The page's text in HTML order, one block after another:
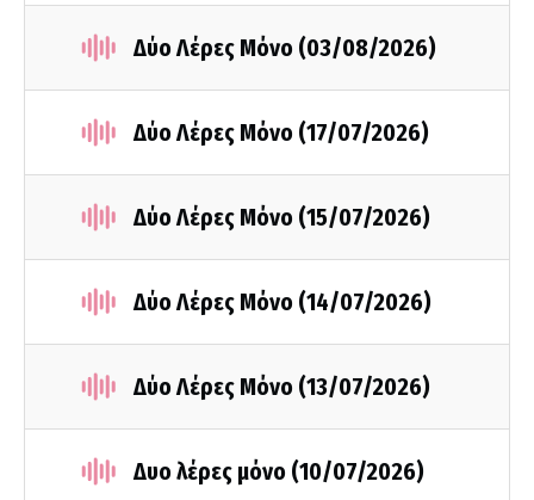
Δύο Λέρες Μόνο (03/08/2026)
Δύο Λέρες Μόνο (17/07/2026)
Δύο Λέρες Μόνο (15/07/2026)
Δύο Λέρες Μόνο (14/07/2026)
Δύο Λέρες Μόνο (13/07/2026)
Δυο λέρες μόνο (10/07/2026)